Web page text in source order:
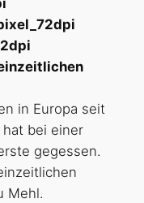
in Europa seit
bei einer
gegessen.
Mehl.